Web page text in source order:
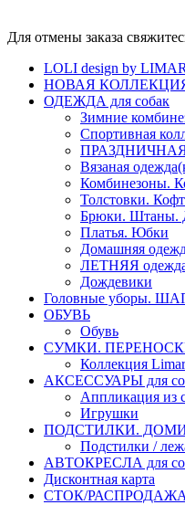
Для отмены заказа
LOLI design by
НОВАЯ
ОДЕЖДА для собак
Зимние
Спортивная
Вязаная
Комбинезоны.
Толстовки.
Брюки. Штаны.
Платья. Юбки
Домашняя
ЛЕТНЯЯ
Дождевики
Головные уборы.
ОБУВЬ
Обувь
СУМКИ. ПЕРЕНОСКИ
Коллекция
АКСЕССУАРЫ для
Аппликация из
Игрушки
ПОДСТИЛКИ.
Подстилки /
АВТОКРЕСЛА для
Дисконтная карта
СТОК/